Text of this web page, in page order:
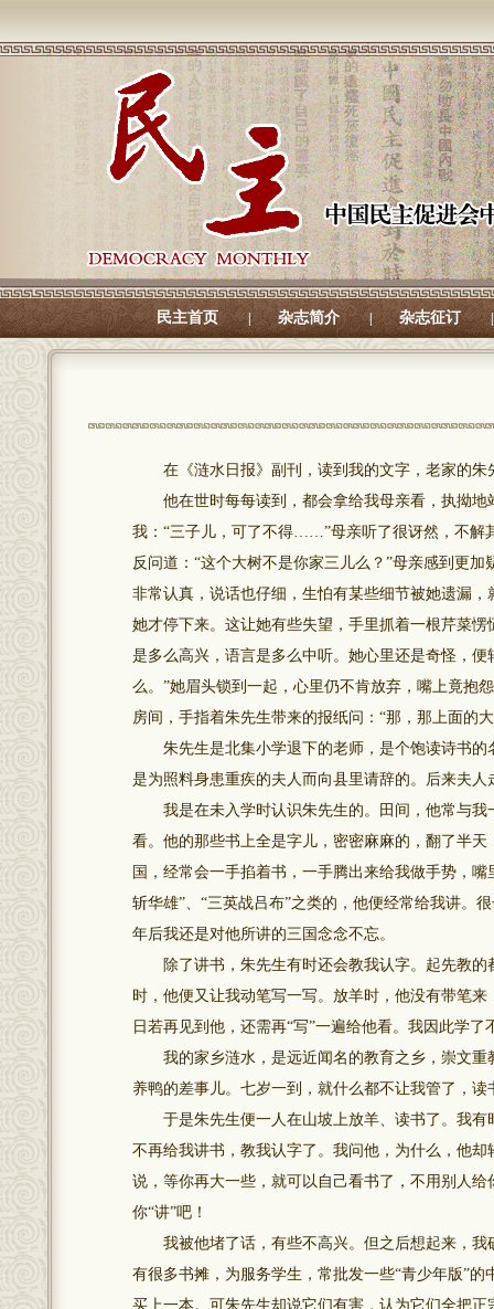
民主首页 | 杂志简介 | 杂志征订 |
在《涟水日报》副刊，读到我的文字，老家的朱
他在世时每每读到，都会拿给我母亲看，执拗地
我：“三子儿，可了不得……”母亲听了很讶然，不解
反问道：“这个大树不是你家三儿么？”母亲感到更
非常认真，说话也仔细，生怕有某些细节被她遗漏
她才停下来。这让她有些失望，手里抓着一根芹菜
是多么高兴，语言是多么中听。她心里还是奇怪，
么。”她眉头锁到一起，心里仍不肯放弃，嘴上竟抱
房间，手指着朱先生带来的报纸问：“那，那上面的
朱先生是北集小学退下的老师，是个饱读诗书的
是为照料身患重疾的夫人而向县里请辞的。后来夫
我是在未入学时认识朱先生的。田间，他常与我
看。他的那些书上全是字儿，密密麻麻的，翻了半
国，经常会一手掐着书，一手腾出来给我做手势，
斩华雄”、“三英战吕布”之类的，他便经常给我讲。
年后我还是对他所讲的三国念念不忘。
除了讲书，朱先生有时还会教我认字。起先教的
时，他便又让我动笔写一写。放羊时，他没有带笔
日若再见到他，还需再“写”一遍给他看。我因此学了
我的家乡涟水，是远近闻名的教育之乡，崇文重
养鸭的差事儿。七岁一到，就什么都不让我管了，
于是朱先生便一人在山坡上放羊、读书了。我有
不再给我讲书，教我认字了。我问他，为什么，他
说，等你再大一些，就可以自己看书了，不用别人
你“讲”吧！
我被他堵了话，有些不高兴。但之后想起来，我
有很多书摊，为服务学生，常批发一些“青少年版”
买上一本。可朱先生却说它们有害，认为它们全把